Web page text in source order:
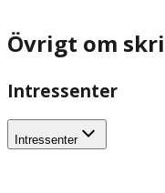
Övrigt om
Intressenter
Intressenter